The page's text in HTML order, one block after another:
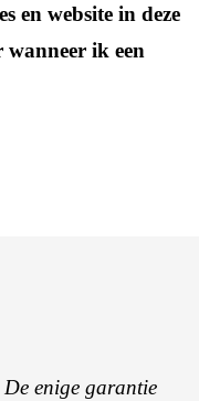
en website in deze
wanneer ik een
De enige garantie